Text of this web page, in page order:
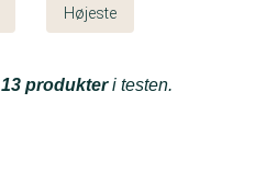
Højeste
13 produkteri testen.